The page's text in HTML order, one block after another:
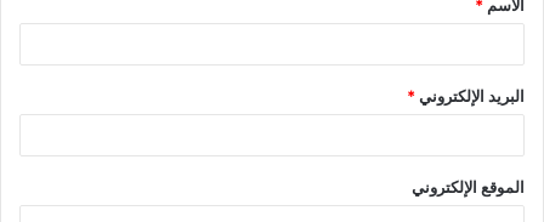
الاسم *
البريد الإلكتروني*
الموقع الإلكتروني